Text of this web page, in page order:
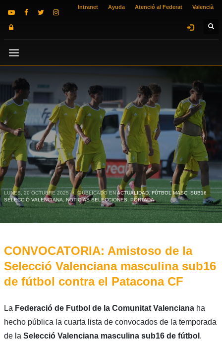
Intranet Ayuda Atenció al Federat Valencià
LUNES, 20 OCTUBRE 2025 / PUBLICADO ENACTUALIDAD,FÚTBOL MASC. SUB16
SELECCIÓ VALENCIANA, NOTICIAS SELECCIONES,PORTADA
CONVOCATORIA: Amistoso de la
Selecció Valenciana masculina sub16
de fútbol contra el Patacona CF
La Federació de Futbol de la Comunitat Valenciana ha
hecho pública la cuarta lista de convocados de la temporada
de la Selecció Valenciana masculina sub16 de fútbol .